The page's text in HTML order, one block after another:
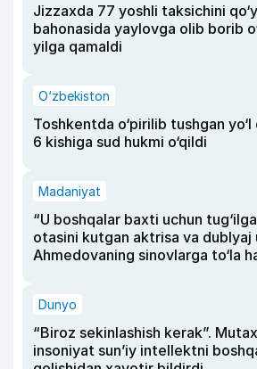
Jizzaxda 77 yoshli taksichini
bahonasida yaylovga olib borib
yilga qamaldi
O‘zbekiston
Toshkentda o‘pirilib tushgan yo‘l
6 kishiga sud hukmi o‘qildi
Madaniyat
“U boshqalar baxti uchun
otasini kutgan aktrisa va dublyaj
Ahmedovaning sinovlarga to‘la
Dunyo
“Biroz sekinlashish kerak”.
insoniyat sun’iy intellektni